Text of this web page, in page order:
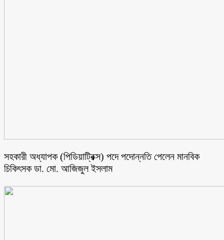
সহকারী অধ্যাপক (পিডিয়াট্রিক্স) পদে পদোন্নতি পেলেন মানবিক
চিকিৎসক ডা. মো. আজিজুল ইসলাম